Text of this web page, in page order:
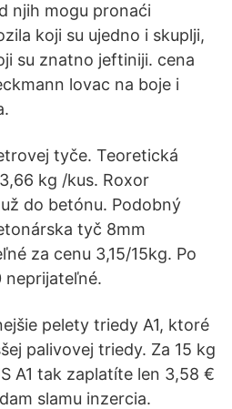
njih mogu pronaći
koji su ujedno i skuplji,
su znatno jeftiniji. cena
lovac na boje i
tyče. Teoretická
kg /kus. Roxor
do betónu. Podobný
tyč 8mm
za cenu 3,15/15kg. Po
neprijateľné.
pelety triedy A1, ktoré
palivovej triedy. Za 15 kg
A1 tak zaplatíte len 3,58 €
slamu inzercia.